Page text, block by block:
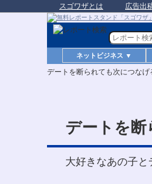
スゴワザとは 広告出
ネットビジネス ▼
デートを断られても次につな
デートを断
大好きなあの子と